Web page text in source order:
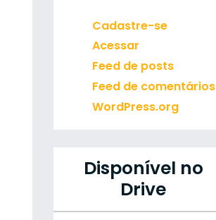
Cadastre-se
Acessar
Feed de posts
Feed de comentários
WordPress.org
Disponível no
Drive